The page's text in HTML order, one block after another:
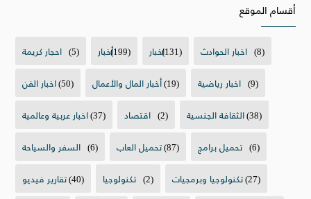
أقسام الموقع
احجار كريمة (5) أخبار(199) اخبار(131) اخبار الحوادث (8)
اخبار الفن(50) أخبار المال والأعمال(19) اخبار رياضية (9)
اخبار عربية وعالمية(37) اقتصاد (2) الثقافة الجنسية(38)
السفر والسياحة (6) تحميل العاب(87) تحميل برامج (6)
تقارير فيديو(40) تكنولوجيا (2) تكنولوجيا وبرمجيات(27)